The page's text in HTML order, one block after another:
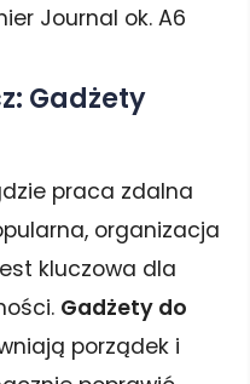
Journal ok. A6
Gadżety
praca zdalna
organizacja
kluczowa dla
Gadżety do
porządek i